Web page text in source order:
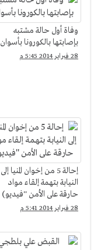
وفاة أول حالة مشتبه
بإصابتها بالكورونا بأسوان
28 فبراير 2014 5:45 م
إحالة 5 من إخوان المنيا إلى
النيابة بتهمة إلقاء مواد
حارقة على الأمن ''فيديو)
28 فبراير 2014 5:41 م